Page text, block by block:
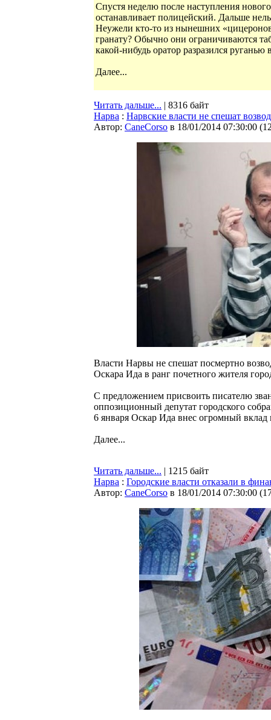
Спустя неделю после наступления
останавливает полицейский. Дальше
Неужели кто-то из нынешних
гранату? Обычно они ограничиваются
какой-нибудь оратор разразился
Далее...
Читать дальше... | 8316 байт
Нарва : Нарвские власти не спешат
Автор: CaneCorso в 18/01/2014 07:30:00 (
Власти Нарвы не спешат посмертно
Оскара Ида в ранг почетного жителя
С предложением присвоить писателю
оппозиционный депутат городского
6 января Оскар Ида внес огромный
Далее...
Читать дальше... | 1215 байт
Нарва : Городские власти отказали в
Автор: CaneCorso в 18/01/2014 07:30:00 (